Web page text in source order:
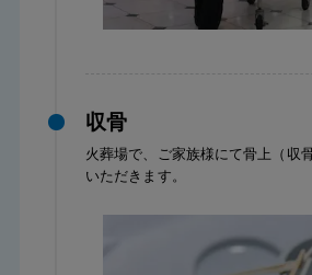
収骨
火葬場で、ご家族様にて骨上（収
いただきます。